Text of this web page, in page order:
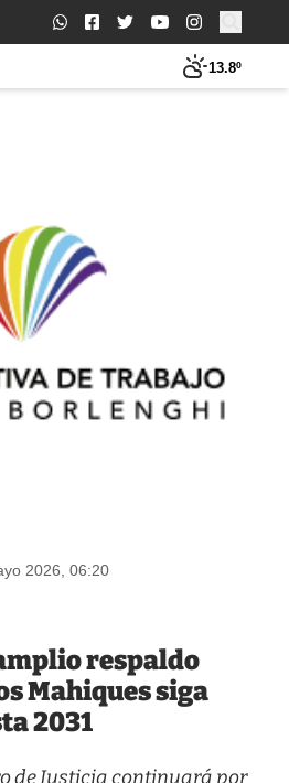
Buscar:
13.8º
2026, 06:20
respaldo
Mahiques siga
2031
de Justicia continuará por